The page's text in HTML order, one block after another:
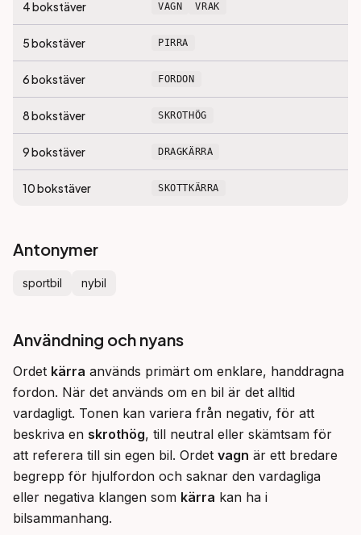
4bokstäver VAGN VRAK
5bokstäver PIRRA
6bokstäver FORDON
8bokstäver SKROTHÖG
9bokstäver DRAGKÄRRA
10bokstäver SKOTTKÄRRA
Antonymer
sportbil nybil
Användning och nyans
Ordet kärra används primärt om enklare, handdragna
fordon. När det används om en bil är det alltid
vardagligt. Tonen kan variera från negativ, för att
beskriva en skrothög, till neutral eller skämtsam för
att referera till sin egen bil. Ordet vagn är ett bredare
begrepp för hjulfordon och saknar den vardagliga
eller negativa klangen som kärra kan ha i
bilsammanhang.